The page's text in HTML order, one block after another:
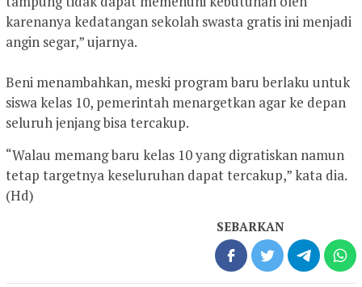
karenanya kedatangan sekolah swasta gratis ini menjadi
angin segar,” ujarnya.
‎Beni menambahkan, meski program baru berlaku untuk
siswa kelas 10, pemerintah menargetkan agar ke depan
seluruh jenjang bisa tercakup.
“Walau memang baru kelas 10 yang digratiskan namun
tetap targetnya keseluruhan dapat tercakup,” kata dia.
(Hd)
SEBARKAN